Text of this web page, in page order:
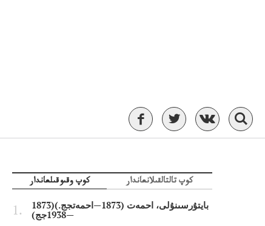
كوپ وقىوقىلعاندار كوپ تالتالقىلانعاندار
بايتۇرسىنۇلى، احمەت (1873—احمەتجج.)(1873
—1938جج)